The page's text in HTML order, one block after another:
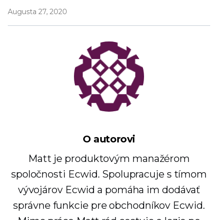
Augusta 27, 2020
O autorovi
Matt je produktovým manažérom
spoločnosti Ecwid. Spolupracuje s tímom
vývojárov Ecwid a pomáha im dodávať
správne funkcie pre obchodníkov Ecwid.